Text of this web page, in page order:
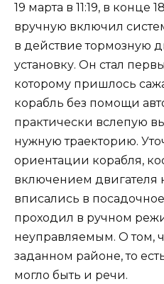
19 марта в 11:19, в конце
вручную включил
в действие тормозную
установку. Он стал
которому пришлось
корабль без помощи
практически вслепую
нужную траекторию.
ориентации корабля,
включением двигателя
вписались в
проходил в ручном
неуправляемым. О том,
заданном районе, то
могло быть и речи.